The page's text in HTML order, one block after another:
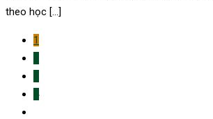
theo học […]
1